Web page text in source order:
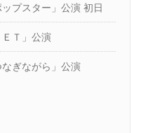
プスター」公演 初日
Ｔ」公演
ぎながら」公演